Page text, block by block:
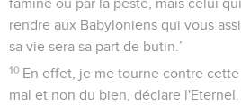
famine ou par la peste, mais celui
rendre aux Babyloniens qui vous
sa vie sera sa part de butin.’
10 En effet, je me tourne contre
mal et non du bien, déclare